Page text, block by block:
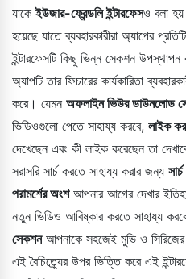
যাকেইউজার-ফ্রেন্ডলি ইন্টারফেসও বলা
হয়েছে যাতে ব্যবহারকারীরা অ্যাপের
ইন্টারফেসটি কিছু ভিন্ন সেকশন
অ্যাপটি তার ফিচারের কার্যকারিতা
করে। যেমন অফলাইন ভিউর ডাউনলোড
ভিডিওগুলো পেতে সাহায্য করবে, লাইক
দেখেছেন এবং কী লাইক করেছেন তা
সরাসরি সার্চ করতে সাহায্য করার জন্য
পরামর্শের অংশআপনার আগের দেখার
নতুন ভিডিও আবিষ্কার করতে সাহায্য
সেকশনআপনাকে সহজেই মুভি ও সিরিজের
এই বৈচিত্র্যের উপর ভিত্তি করে এই